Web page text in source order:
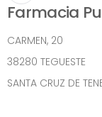
Farmacia
CARMEN, 20
38280 TEGUESTE
SANTA CRUZ DE